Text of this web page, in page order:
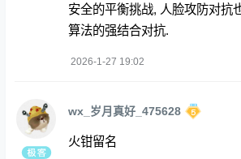
安全的平衡挑战, 人脸攻防对抗
算法的强结合对抗.
2026-1-27 19:02
wx_岁月真好_475628
火钳留名